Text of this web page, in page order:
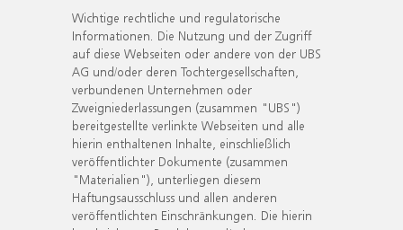
Wichtige rechtliche und regulatorische
Informationen. Die Nutzung und der Zugriff
auf diese Webseiten oder andere von der UBS
AG und/oder deren Tochtergesellschaften,
verbundenen Unternehmen oder
Zweigniederlassungen (zusammen "UBS")
bereitgestellte verlinkte Webseiten und alle
hierin enthaltenen Inhalte, einschließlich
veröffentlichter Dokumente (zusammen
"Materialien"), unterliegen diesem
Haftungsausschluss und allen anderen
veröffentlichten Einschränkungen. Die hierin